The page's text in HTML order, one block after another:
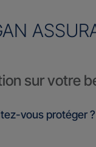
sur votre
vous protéger ?